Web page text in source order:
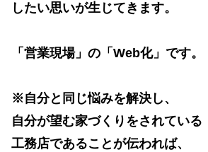
したい思いが生じてきます。
「営業現場」の「Web化」です。
※自分と同じ悩みを解決し、
自分が望む家づくりをされている
工務店であることが伝われば、